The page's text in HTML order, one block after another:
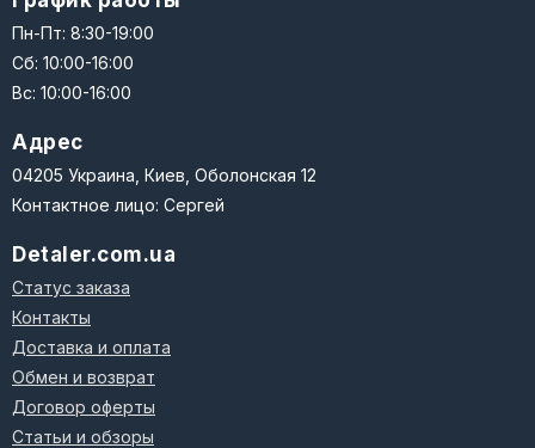
Пн-Пт: 8:30-19:00
Сб: 10:00-16:00
Вс: 10:00-16:00
Адрес
04205 Украина, Киев, Оболонская 12
Контактное лицо: Сергей
Detaler.com.ua
Статус заказа
Контакты
Доставка и оплата
Обмен и возврат
Договор оферты
Статьи и обзоры